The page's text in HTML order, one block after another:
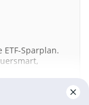
Sparplan.